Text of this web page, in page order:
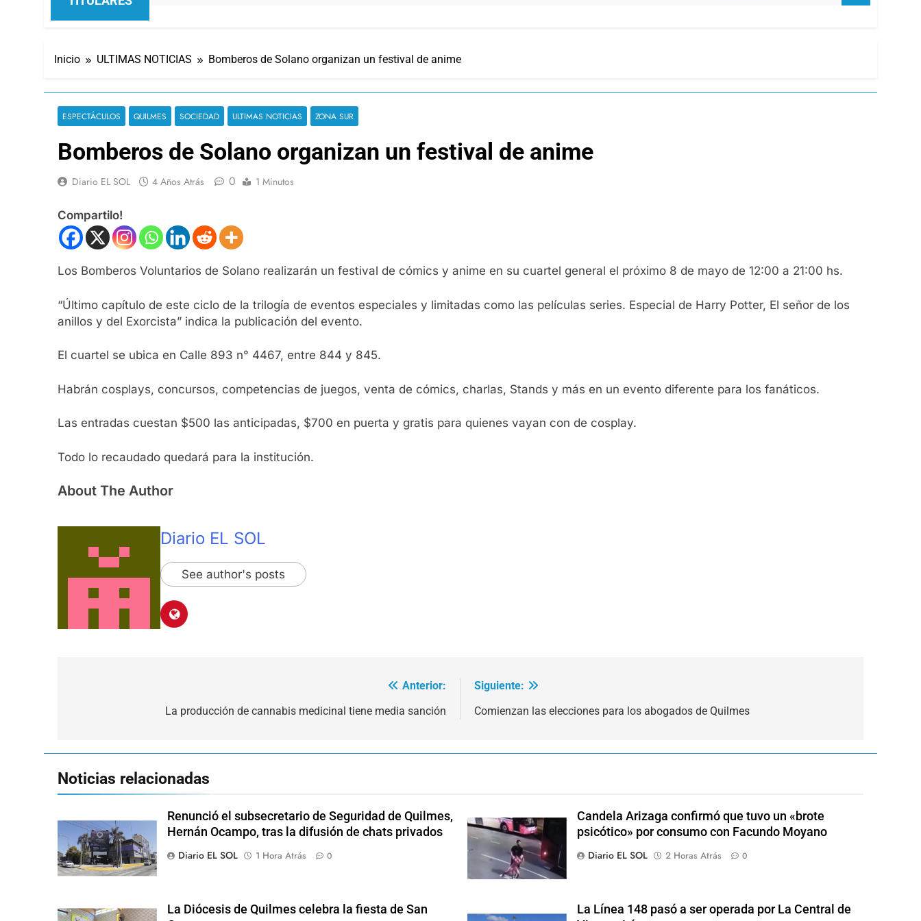
Inicio ULTIMAS NOTICIAS Bomberos de Solano organizan un festival de anime
ESPECTÁCULOS QUILMES SOCIEDAD ULTIMAS NOTICIAS ZONA SUR
Bomberos de Solano organizan un festival de anime
Diario EL SOL 4 Años Atrás 0 1 Minutos
Compartilo!
Los Bomberos Voluntarios de Solano realizarán un festival de cómics y anime en su cuartel general el próximo 8 de mayo de 12:00 a 21:00 hs.
“Último capítulo de este ciclo de la trilogía de eventos especiales y limitadas como las películas series. Especial de Harry Potter, El señor de los
anillos y del Exorcista” indica la publicación del evento.
El cuartel se ubica en Calle 893 n° 4467, entre 844 y 845.
Habrán cosplays, concursos, competencias de juegos, venta de cómics, charlas, Stands y más en un evento diferente para los fanáticos.
Las entradas cuestan $500 las anticipadas, $700 en puerta y gratis para quienes vayan con de cosplay.
Todo lo recaudado quedará para la institución.
About The Author
Diario EL SOL
See author's posts
Anterior:
La producción de cannabis medicinal tiene media sanción
Siguiente:
Comienzan las elecciones para los abogados de Quilmes
Noticias relacionadas
Renunció el subsecretario de Seguridad de Quilmes,
Hernán Ocampo, tras la difusión de chats privados
Diario EL SOL
1 Hora Atrás 0
Candela Arizaga confirmó que tuvo un «brote
psicótico» por consumo con Facundo Moyano
Diario EL SOL
2 Horas Atrás 0
La Diócesis de Quilmes celebra la fiesta de San
La Línea 148 pasó a ser operada por La Central de